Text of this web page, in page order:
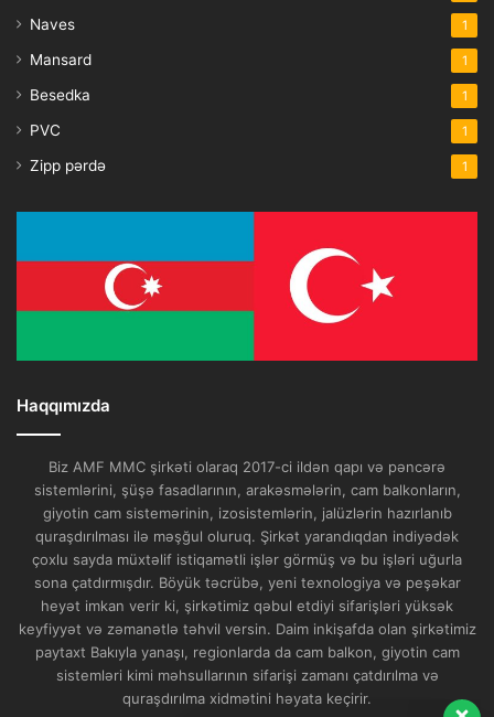
Naves 1
Mansard 1
Besedka 1
PVC 1
Zipp pərdə 1
Haqqımızda
Biz AMF MMC şirkəti olaraq 2017-ci ildən qapı və pəncərə
sistemlərini, şüşə fasadlarının, arakəsmələrin, cam balkonların,
giyotin cam sistemərinin, izosistemlərin, jalüzlərin hazırlanıb
quraşdırılması ilə məşğul oluruq. Şirkət yarandıqdan indiyədək
çoxlu sayda müxtəlif istiqamətli işlər görmüş və bu işləri uğurla
sona çatdırmışdır. Böyük təcrübə, yeni texnologiya və peşəkar
heyət imkan verir ki, şirkətimiz qəbul etdiyi sifarişləri yüksək
keyfiyyət və zəmanətlə təhvil versin. Daim inkişafda olan şirkətimiz
paytaxt Bakıyla yanaşı, regionlarda da cam balkon, giyotin cam
sistemləri kimi məhsullarının sifarişi zamanı çatdırılma və
quraşdırılma xidmətini həyata keçirir.
Bizim müştəri xidməti suallarınıza
cavab verməyə hazırdır. Xahiş edirik
sualınızı yazın!
? Salam, necə kömək edə bilərik?